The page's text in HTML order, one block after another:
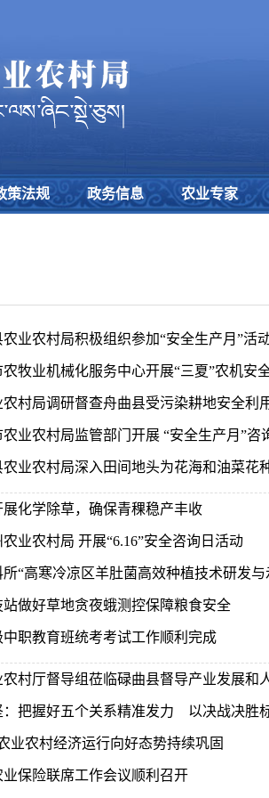
策法规 政务信息 农业专家
业农村局积极组织参加“安全生产月”活
农牧业机械化服务中心开展“三夏”农机安
农村局调研督查舟曲县受污染耕地安全利
业农村局监管部门开展 “安全生产月”咨
农业农村局深入田间地头为花海和油菜花
展化学除草，确保青稞稳产丰收
业农村局 开展“6.16”安全咨询日活动
所“高寒冷凉区羊肚菌高效种植技术研发
站做好草地贪夜蛾测控保障粮食安全
中职教育班统考考试工作顺利完成
农村厅督导组莅临碌曲县督导产业发展和
：把握好五个关系精准发力 以决战决胜
业农村经济运行向好态势持续巩固
业保险联席工作会议顺利召开